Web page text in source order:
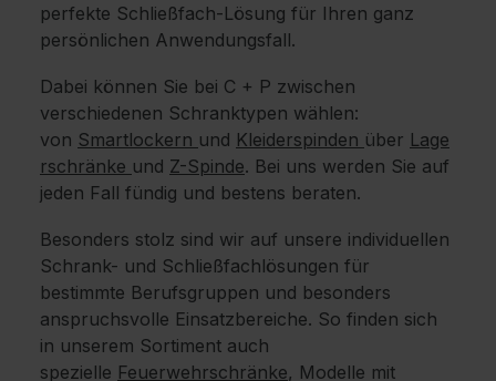
perfekte Schließfach-Lösung für Ihren ganz
persönlichen Anwendungsfall.
Dabei können Sie bei C + P zwischen
verschiedenen Schranktypen wählen:
von Smartlockern und Kleiderspinden über Lage
rschränke und Z-Spinde. Bei uns werden Sie auf
jeden Fall fündig und bestens beraten.
Besonders stolz sind wir auf unsere individuellen
Schrank- und Schließfachlösungen für
bestimmte Berufsgruppen und besonders
anspruchsvolle Einsatzbereiche. So finden sich
in unserem Sortiment auch
spezielle Feuerwehrschränke, Modelle mit